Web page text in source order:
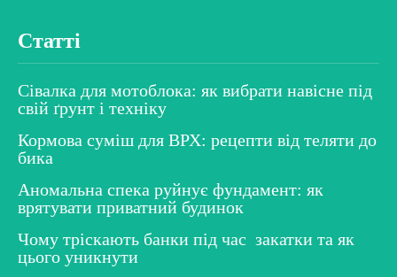
Статті
Сівалка для мотоблока: як вибрати навісне під
свій ґрунт і техніку
Кормова суміш для ВРХ: рецепти від теляти до
бика
Аномальна спека руйнує фундамент: як
врятувати приватний будинок
Чому тріскають банки під час закатки та як
цього уникнути